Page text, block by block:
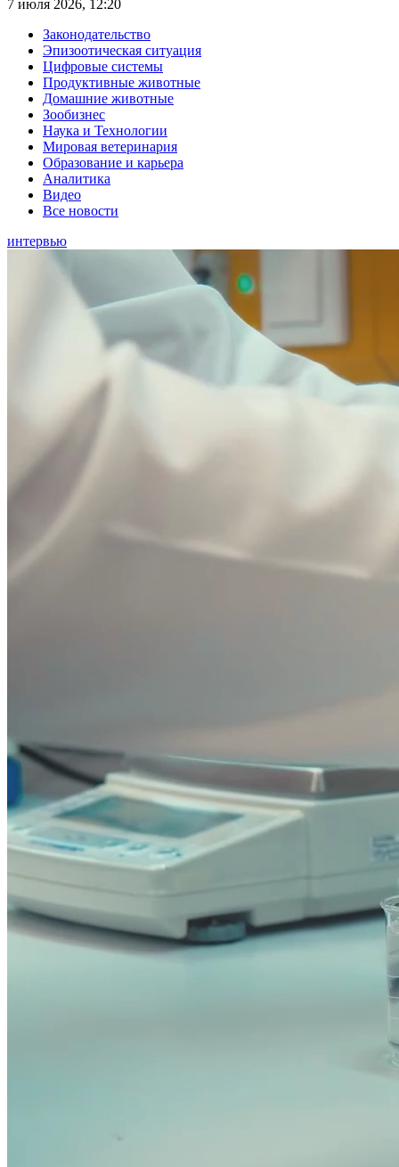
7 июля 2026, 12:20
Законодательство
Эпизоотическая ситуация
Цифровые системы
Продуктивные животные
Домашние животные
Зообизнес
Наука и Технологии
Мировая ветеринария
Образование и карьера
Аналитика
Видео
Все новости
интервью